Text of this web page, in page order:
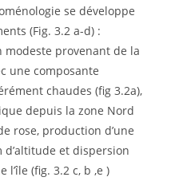
se développe
(Fig. 3.2 a-d) :
modeste provenant de la
une composante
chaudes (fig 3.2a),
depuis la zone Nord
rose, production d’une
d’altitude et dispersion
(fig. 3.2 c, b ,e )